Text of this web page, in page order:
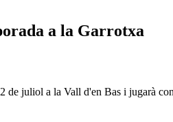
a la Garrotxa
de juliol a la Vall d'en Bas i jugarà